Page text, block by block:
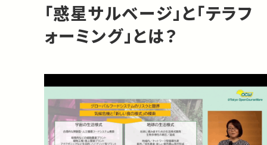
「惑星サルベージ」と「テラフ
ォーミング」とは？